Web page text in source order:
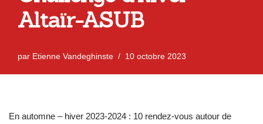
Altaïr-ASUB
par Etienne Vandeghinste 10 octobre 2023
En automne – hiver 2023-2024 : 10 rendez-vous autour de